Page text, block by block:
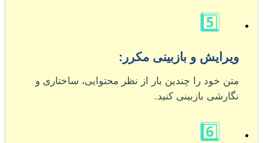
5️⃣
ویرایش و بازبینی مکرر:
متن خود را چندین بار از نظر محتوایی، ساختاری و
نگارشی بازبینی کنید.
6️⃣